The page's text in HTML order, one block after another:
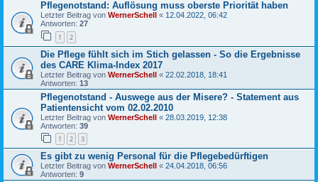
Pflegenotstand: Auflösung muss oberste Priorität haben
Letzter Beitrag von WernerSchell « 12.04.2022, 06:42
Antworten: 27
1 2
Die Pflege fühlt sich im Stich gelassen - So die Ergebnisse
des CARE Klima-Index 2017
Letzter Beitrag von WernerSchell « 22.02.2018, 18:41
Antworten: 13
Pflegenotstand - Auswege aus der Misere? - Statement aus
Patientensicht vom 02.02.2010
Letzter Beitrag von WernerSchell « 28.03.2019, 12:38
Antworten: 39
1 2 3
Es gibt zu wenig Personal für die Pflegebedürftigen
Letzter Beitrag von WernerSchell « 24.04.2018, 06:56
Antworten: 9